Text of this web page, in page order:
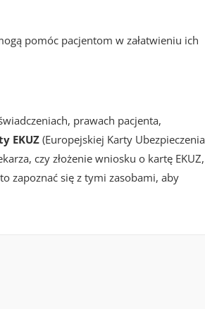
pomóc pacjentom w załatwieniu ich
prawach pacjenta,
EKUZ(Europejskiej Karty Ubezpieczenia
czy złożenie wniosku o kartę EKUZ,
zapoznać się z tymi zasobami, aby